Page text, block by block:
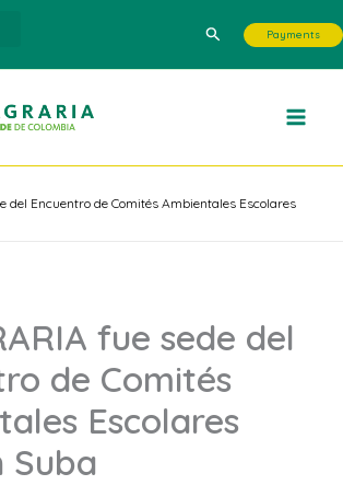
Search Payments
del Encuentro de Comités Ambientales Escolares
fue sede del
de Comités
Escolares
Suba